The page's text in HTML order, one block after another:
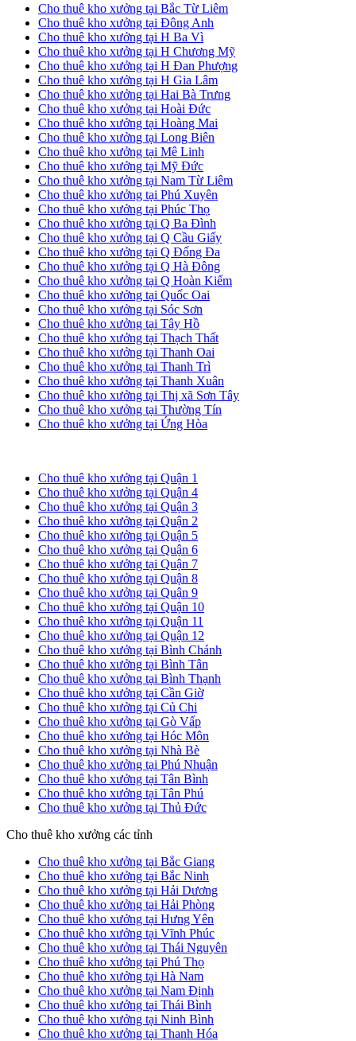
Cho thuê kho xưởng tại Bắc Từ Liêm
Cho thuê kho xưởng tại Đông Anh
Cho thuê kho xưởng tại H Ba Vì
Cho thuê kho xưởng tại H Chương Mỹ
Cho thuê kho xưởng tại H Đan Phượng
Cho thuê kho xưởng tại H Gia Lâm
Cho thuê kho xưởng tại Hai Bà Trưng
Cho thuê kho xưởng tại Hoài Đức
Cho thuê kho xưởng tại Hoàng Mai
Cho thuê kho xưởng tại Long Biên
Cho thuê kho xưởng tại Mê Linh
Cho thuê kho xưởng tại Mỹ Đức
Cho thuê kho xưởng tại Nam Từ Liêm
Cho thuê kho xưởng tại Phú Xuyên
Cho thuê kho xưởng tại Phúc Thọ
Cho thuê kho xưởng tại Q Ba Đình
Cho thuê kho xưởng tại Q Cầu Giấy
Cho thuê kho xưởng tại Q Đống Đa
Cho thuê kho xưởng tại Q Hà Đông
Cho thuê kho xưởng tại Q Hoàn Kiếm
Cho thuê kho xưởng tại Quốc Oai
Cho thuê kho xưởng tại Sóc Sơn
Cho thuê kho xưởng tại Tây Hồ
Cho thuê kho xưởng tại Thạch Thất
Cho thuê kho xưởng tại Thanh Oai
Cho thuê kho xưởng tại Thanh Trì
Cho thuê kho xưởng tại Thanh Xuân
Cho thuê kho xưởng tại Thị xã Sơn Tây
Cho thuê kho xưởng tại Thường Tín
Cho thuê kho xưởng tại Ứng Hòa
Cho thuê kho xưởng tại Quận 1
Cho thuê kho xưởng tại Quận 4
Cho thuê kho xưởng tại Quận 3
Cho thuê kho xưởng tại Quận 2
Cho thuê kho xưởng tại Quận 5
Cho thuê kho xưởng tại Quận 6
Cho thuê kho xưởng tại Quận 7
Cho thuê kho xưởng tại Quận 8
Cho thuê kho xưởng tại Quận 9
Cho thuê kho xưởng tại Quận 10
Cho thuê kho xưởng tại Quận 11
Cho thuê kho xưởng tại Quận 12
Cho thuê kho xưởng tại Bình Chánh
Cho thuê kho xưởng tại Bình Tân
Cho thuê kho xưởng tại Bình Thạnh
Cho thuê kho xưởng tại Cần Giờ
Cho thuê kho xưởng tại Củ Chi
Cho thuê kho xưởng tại Gò Vấp
Cho thuê kho xưởng tại Hóc Môn
Cho thuê kho xưởng tại Nhà Bè
Cho thuê kho xưởng tại Phú Nhuận
Cho thuê kho xưởng tại Tân Bình
Cho thuê kho xưởng tại Tân Phú
Cho thuê kho xưởng tại Thủ Đức
Cho thuê kho xưởng các tỉnh
Cho thuê kho xưởng tại Bắc Giang
Cho thuê kho xưởng tại Bắc Ninh
Cho thuê kho xưởng tại Hải Dương
Cho thuê kho xưởng tại Hải Phòng
Cho thuê kho xưởng tại Hưng Yên
Cho thuê kho xưởng tại Vĩnh Phúc
Cho thuê kho xưởng tại Thái Nguyên
Cho thuê kho xưởng tại Phú Thọ
Cho thuê kho xưởng tại Hà Nam
Cho thuê kho xưởng tại Nam Định
Cho thuê kho xưởng tại Thái Bình
Cho thuê kho xưởng tại Ninh Bình
Cho thuê kho xưởng tại Thanh Hóa